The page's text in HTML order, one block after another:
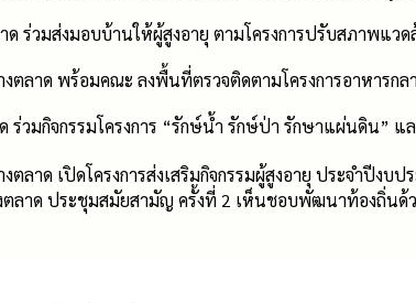
ร่วมส่งมอบบ้านให้ผู้สูงอายุ ตามโครงการปรับสภาพแวด
ตลาด พร้อมคณะ ลงพื้นที่ตรวจติดตามโครงการอาหารกล
ร่วมกิจกรรมโครงการ “รักษ์น้ำ รักษ์ป่า รักษาแผ่นดิน” แ
ลาด เปิดโครงการส่งเสริมกิจกรรมผู้สูงอายุ ประจำปีงบ
ลาด ประชุมสมัยสามัญ ครั้งที่ 2 เห็นชอบพัฒนาท้องถิ่นด้ว